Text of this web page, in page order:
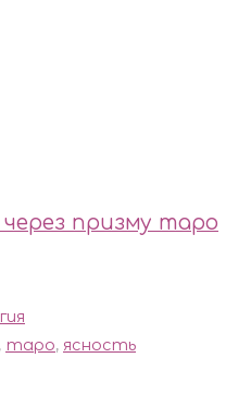
через призму таро
, таро, ясность